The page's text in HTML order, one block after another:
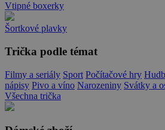
Vtipné boxerky
Šortkové plavky
Trička podle témat
Filmy a seriály Sport Počítačové hry
nápisy Pivo a víno Narozeniny Svátky a
Všechna trička